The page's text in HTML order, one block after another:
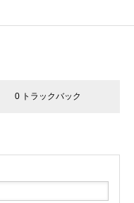
0 トラックバック